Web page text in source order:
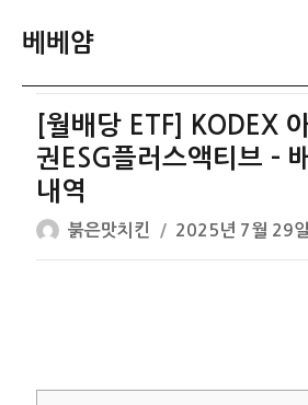
베베얌
[월배당 ETF] KODEX
권ESG플러스액티브 –
내역
글
쓴
붉은맛치킨
작
성
2025년 7월 29일